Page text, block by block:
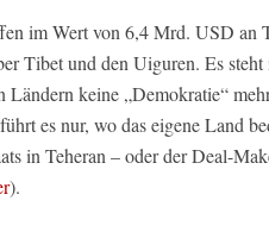
im Wert von 6,4 Mrd. USD an
Tibet und den Uiguren. Es
keine „Demokratie“
es nur, wo das eigene Land
in Teheran – oder der Deal-
).